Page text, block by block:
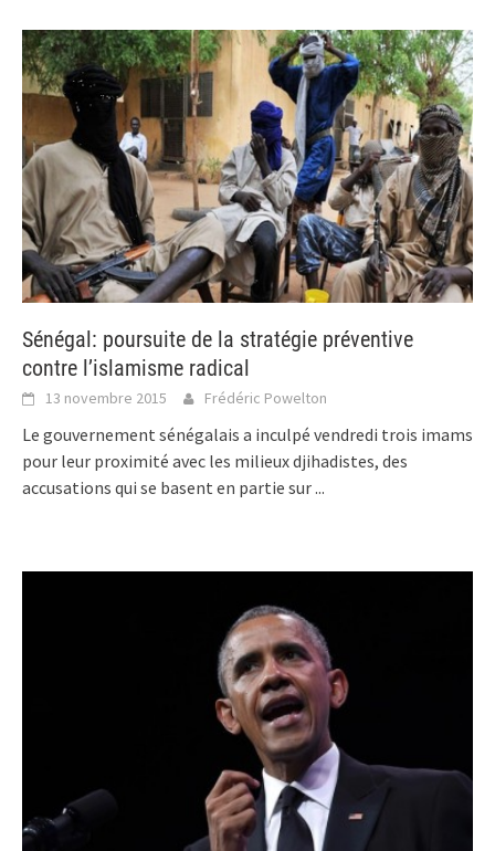
Sénégal: poursuite de la stratégie préventive
contre l’islamisme radical
13 novembre 2015 Frédéric Powelton
Le gouvernement sénégalais a inculpé vendredi trois imams
pour leur proximité avec les milieux djihadistes, des
accusations qui se basent en partie sur...